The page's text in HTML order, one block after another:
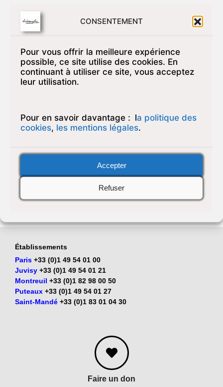
CONSENTEMENT
Pour vous offrir la meilleure expérience
possible, ce site utilise des cookies. En
continuant à utiliser ce site, vous acceptez
leur utilisation.
Pour en savoir davantage : la politique des
cookies, les mentions légales.
Accepter
Refuser
est un espace dynamique dédié à
l’analyse et au développement
des pratiques dans le domaine de
l’accompagnement social. Vous y
trouverez des articles
conjuguent réflexion théorique et
expérience de terrain, permettant
d’enrichir les connaissances et
les compétences des
professionnels du secteur.
Établissements
Paris +33 (0)1 49 54 01 00
Juvisy +33 (0)1 49 54 01 21
Montreuil +33 (0)1 82 98 00 50
Puteaux +33 (0)1 49 54 01 27
Saint-Mandé +33 (0)1 83 01 04 30
Faire un don